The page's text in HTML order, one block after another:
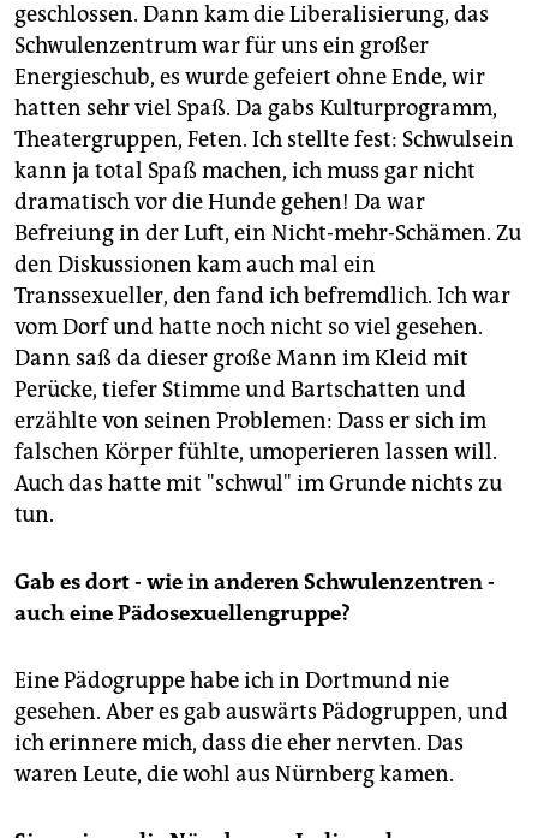
geschlossen. Dann kam die Liberalisierung, das
Schwulenzentrum war für uns ein großer
Energieschub, es wurde gefeiert ohne Ende, wir
hatten sehr viel Spaß. Da gabs Kulturprogramm,
Theatergruppen, Feten. Ich stellte fest: Schwulsein
kann ja total Spaß machen, ich muss gar nicht
dramatisch vor die Hunde gehen! Da war
Befreiung in der Luft, ein Nicht-mehr-Schämen. Zu
den Diskussionen kam auch mal ein
Transsexueller, den fand ich befremdlich. Ich war
vom Dorf und hatte noch nicht so viel gesehen.
Dann saß da dieser große Mann im Kleid mit
Perücke, tiefer Stimme und Bartschatten und
erzählte von seinen Problemen: Dass er sich im
falschen Körper fühlte, umoperieren lassen will.
Auch das hatte mit "schwul" im Grunde nichts zu
tun.
Gab es dort - wie in anderen Schwulenzentren -
auch eine Pädosexuellengruppe?
Eine Pädogruppe habe ich in Dortmund nie
gesehen. Aber es gab auswärts Pädogruppen, und
ich erinnere mich, dass die eher nervten. Das
waren Leute, die wohl aus Nürnberg kamen.